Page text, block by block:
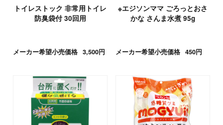
トイレストック 非常用トイレ
防臭袋付 30回用
メーカー希望小売価格 3,500円
※エジソンママ ごろっとおさ
かな さんま水煮 95g
メーカー希望小売価格 450円